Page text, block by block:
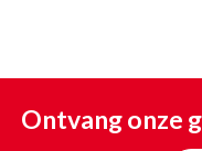
Ontvang onze